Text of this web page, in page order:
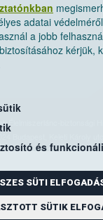
adatai
a jobb
kérjük,
és
SÜTI
SÜTIK
Élelmiszerlánc-biztonsági
cím: 1525 Budapest.
Zöld szám: 06-80/263-244
Telefon: 06-1/ 336-9000